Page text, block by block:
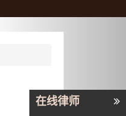
在线律师